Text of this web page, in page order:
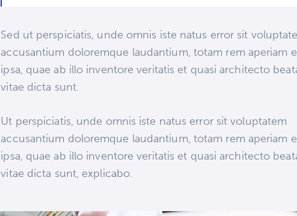
Sed ut perspiciatis, unde omnis iste natus error sit
accusantium doloremque laudantium, totam rem aperiam
ipsa, quae ab illo inventore veritatis et quasi architecto
vitae dicta sunt.
Ut perspiciatis, unde omnis iste natus error sit voluptatem
accusantium doloremque laudantium, totam rem aperiam
ipsa, quae ab illo inventore veritatis et quasi architecto
vitae dicta sunt, explicabo.